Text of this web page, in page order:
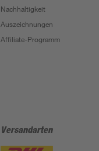
Nachhaltigkeit
Auszeichnungen
Affiliate-Programm
Versandarten